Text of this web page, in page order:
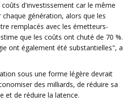
d'investissement car le même
chaque génération, alors que les
remplacés avec les émetteurs-
que les coûts ont chuté de 70 %.
ont également été substantielles", a
sous une forme légère devrait
des milliards, de réduire sa
et de réduire la latence.